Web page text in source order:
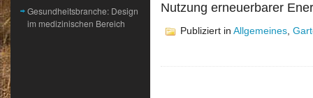
Gesundheitsbranche: Design
im medizinischen Bereich
Nutzung erneuerbarer
Publiziert in Allgemeines